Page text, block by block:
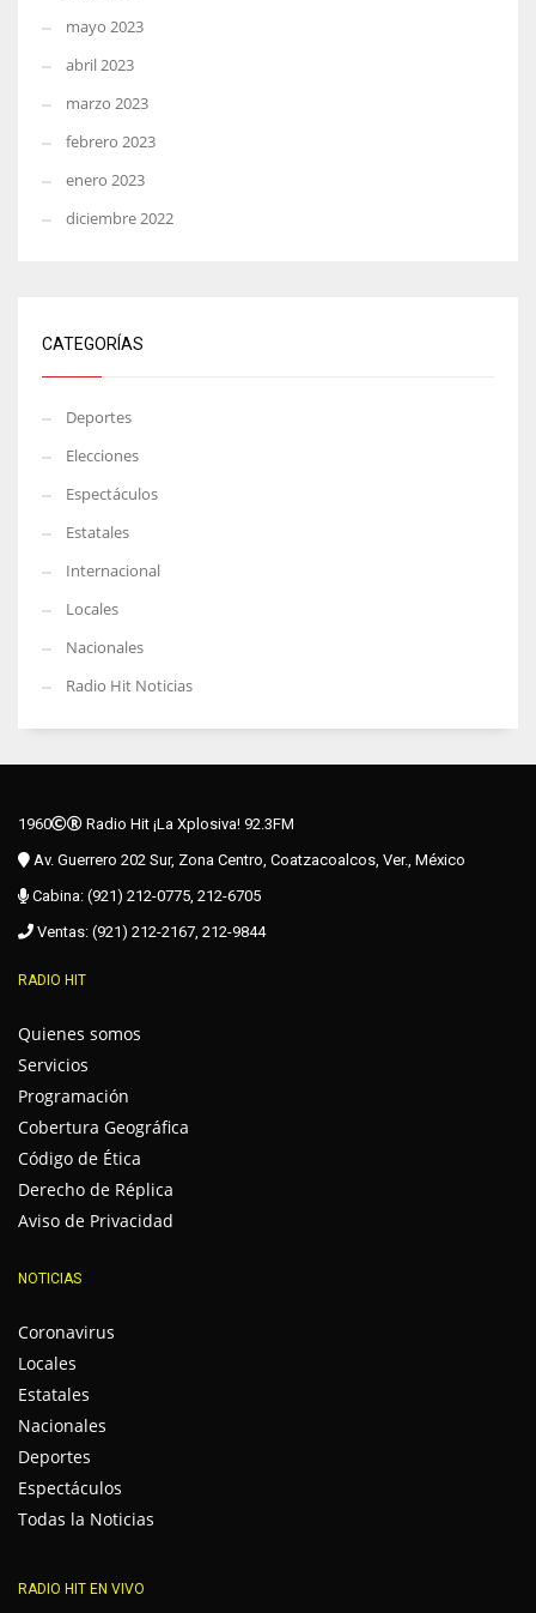
mayo 2023
abril 2023
marzo 2023
febrero 2023
enero 2023
diciembre 2022
CATEGORÍAS
Deportes
Elecciones
Espectáculos
Estatales
Internacional
Locales
Nacionales
Radio Hit Noticias
1960
Radio Hit ¡La Xplosiva! 92.3FM
Av. Guerrero 202 Sur, Zona Centro, Coatzacoalcos, Ver., México
Cabina: (921) 212-0775, 212-6705
Ventas: (921) 212-2167, 212-9844
RADIO HIT
Quienes somos
Servicios
Programación
Cobertura Geográfica
Código de Ética
Derecho de Réplica
Aviso de Privacidad
NOTICIAS
Coronavirus
Locales
Estatales
Nacionales
Deportes
Espectáculos
Todas la Noticias
RADIO HIT EN VIVO